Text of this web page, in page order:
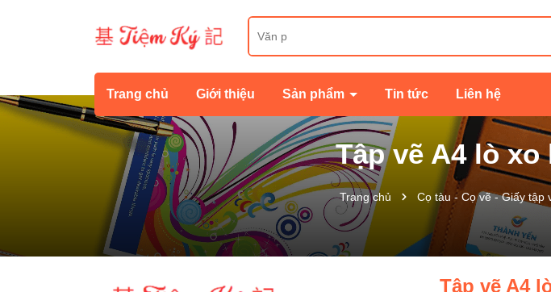
Trang chủ Giới thiệu Sản phẩm Tin tức Liên hệ
Tập vẽ A4 lò
Trang chủ Cọ tàu - Cọ vẽ - Giấy tập
Tập vẽ A4